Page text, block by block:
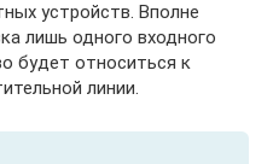
устройств. Вполне
лишь одного входного
будет относиться к
линии.